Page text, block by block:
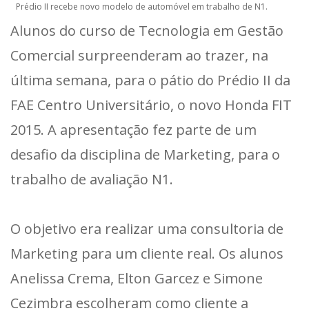
Prédio II recebe novo modelo de automóvel em trabalho de N1.
Alunos do curso de Tecnologia em Gestão
Comercial surpreenderam ao trazer, na
última semana, para o pátio do Prédio II da
FAE Centro Universitário, o novo Honda FIT
2015. A apresentação fez parte de um
desafio da disciplina de Marketing, para o
trabalho de avaliação N1.
O objetivo era realizar uma consultoria de
Marketing para um cliente real. Os alunos
Anelissa Crema, Elton Garcez e Simone
Cezimbra escolheram como cliente a